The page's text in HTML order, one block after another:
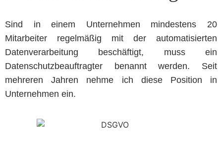
Sind in einem Unternehmen mindestens 20
Mitarbeiter regelmäßig mit der automatisierten
Datenverarbeitung beschäftigt, muss ein
Datenschutzbeauftragter benannt werden. Seit
mehreren Jahren nehme ich diese Position in
Unternehmen ein.